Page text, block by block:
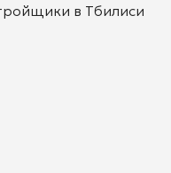
в Тбилиси